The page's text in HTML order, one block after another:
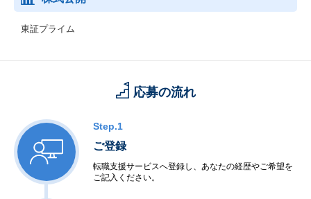
ィ、デジタル・ガバメント、デジタル・ファイナンス）、サービ
スプロバイダ向けソフトウェア・サービス、海洋システムなどを
提供しています。AI、IoT関連の先端技術を活用し、安全・安心で
東証プライム
応募の流れ
Step.1
ご登録
転職支援サービスへ登録し、あなたの経歴やご希望を
ご記入ください。